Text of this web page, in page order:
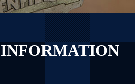
INFORMATION